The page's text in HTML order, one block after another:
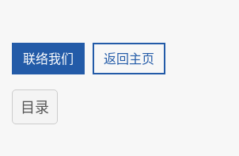
联络我们 返回主页
目录